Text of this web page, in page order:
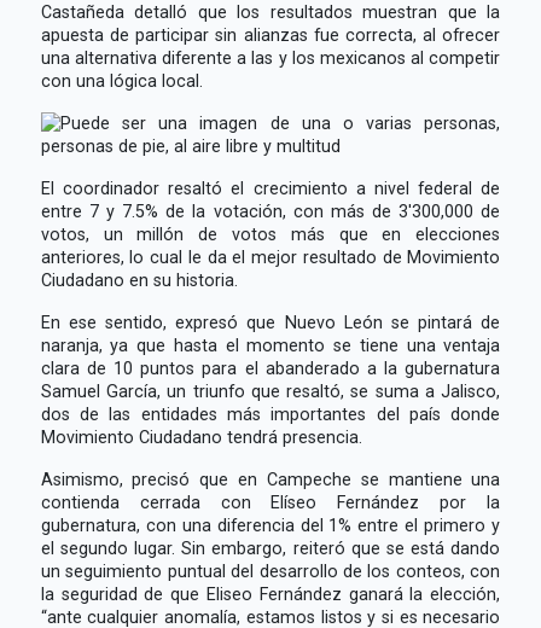
Castañeda detalló que los resultados muestran que la
apuesta de participar sin alianzas fue correcta, al ofrecer
una alternativa diferente a las y los mexicanos al competir
con una lógica local.
El coordinador resaltó el crecimiento a nivel federal de
entre 7 y 7.5% de la votación, con más de 3'300,000 de
votos, un millón de votos más que en elecciones
anteriores, lo cual le da el mejor resultado de Movimiento
Ciudadano en su historia.
En ese sentido, expresó que Nuevo León se pintará de
naranja, ya que hasta el momento se tiene una ventaja
clara de 10 puntos para el abanderado a la gubernatura
Samuel García, un triunfo que resaltó, se suma a Jalisco,
dos de las entidades más importantes del país donde
Movimiento Ciudadano tendrá presencia.
Asimismo, precisó que en Campeche se mantiene una
contienda cerrada con Elíseo Fernández por la
gubernatura, con una diferencia del 1% entre el primero y
el segundo lugar. Sin embargo, reiteró que se está dando
un seguimiento puntual del desarrollo de los conteos, con
la seguridad de que Eliseo Fernández ganará la elección,
“ante cualquier anomalía, estamos listos y si es necesario